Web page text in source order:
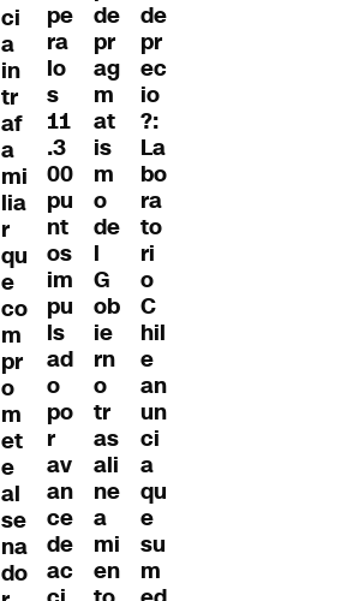
ci
a
in
tr
af
a
mi
lia
r
qu
e
co
m
pr
o
m
et
e
al
se
na
do
pe
ra
lo
s
11
.3
00
pu
nt
os
im
pu
ls
ad
o
po
r
av
an
ce
de
ac
de
pr
ag
m
at
is
m
o
de
l
G
ob
ie
rn
o
tr
as
ali
ne
a
mi
en
de
pr
ec
io
?:
La
bo
ra
to
ri
o
C
hil
e
an
un
ci
a
qu
e
su
m